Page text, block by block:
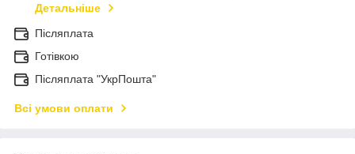
Детальніше
Післяплата
Готівкою
Післяплата "УкрПошта"
Всі умови оплати